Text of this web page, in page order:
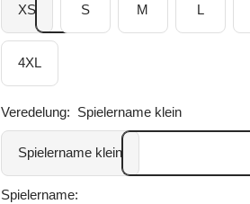
XS S M L
4XL
Veredelung: Spielername klein
Spielername klein
Spielername: